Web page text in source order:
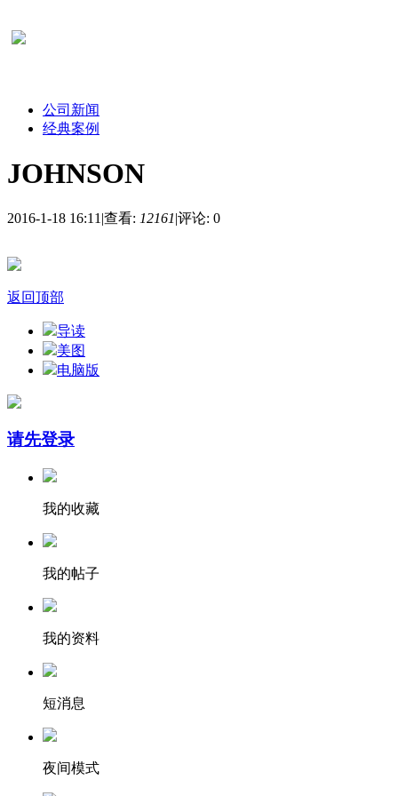
公司新闻
经典案例
JOHNSON
2016-1-18 16:11 |查看: 12161|评论: 0
返回顶部
导读
美图
电脑版
请先登录
我的收藏
我的帖子
我的资料
短消息
夜间模式